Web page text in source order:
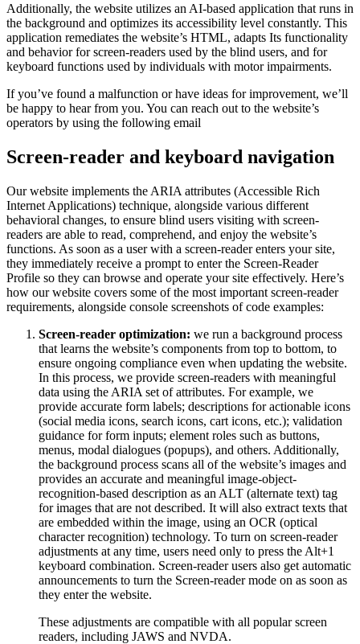
Additionally, the website utilizes an AI-based application that runs in
the background and optimizes its accessibility level constantly. This
application remediates the website’s HTML, adapts Its functionality
and behavior for screen-readers used by the blind users, and for
keyboard functions used by individuals with motor impairments.
If you’ve found a malfunction or have ideas for improvement, we’ll
be happy to hear from you. You can reach out to the website’s
operators by using the following email
Screen-reader and keyboard navigation
Our website implements the ARIA attributes (Accessible Rich
Internet Applications) technique, alongside various different
behavioral changes, to ensure blind users visiting with screen-
readers are able to read, comprehend, and enjoy the website’s
functions. As soon as a user with a screen-reader enters your site,
they immediately receive a prompt to enter the Screen-Reader
Profile so they can browse and operate your site effectively. Here’s
how our website covers some of the most important screen-reader
requirements, alongside console screenshots of code examples:
Screen-reader optimization: we run a background process
that learns the website’s components from top to bottom, to
ensure ongoing compliance even when updating the website.
In this process, we provide screen-readers with meaningful
data using the ARIA set of attributes. For example, we
provide accurate form labels; descriptions for actionable icons
(social media icons, search icons, cart icons, etc.); validation
guidance for form inputs; element roles such as buttons,
menus, modal dialogues (popups), and others. Additionally,
the background process scans all of the website’s images and
provides an accurate and meaningful image-object-
recognition-based description as an ALT (alternate text) tag
for images that are not described. It will also extract texts that
are embedded within the image, using an OCR (optical
character recognition) technology. To turn on screen-reader
adjustments at any time, users need only to press the Alt+1
keyboard combination. Screen-reader users also get automatic
announcements to turn the Screen-reader mode on as soon as
they enter the website.
These adjustments are compatible with all popular screen
readers, including JAWS and NVDA.